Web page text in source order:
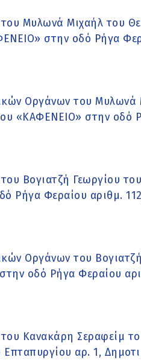
Μυλωνά Μιχαήλ του
στην οδό Ρήγα
Οργάνων του Μυλωνά
«ΚΑΦΕΝΕΙΟ» στην οδό
Βογιατζή Γεωργίου
Ρήγα Φεραίου αριθμ.
Οργάνων του
οδό Ρήγα Φεραίου
Κανακάρη Σεραφείμ
αρ. 1,